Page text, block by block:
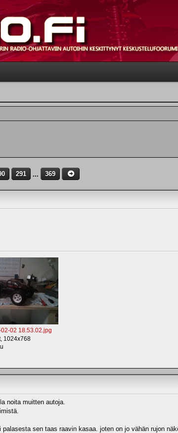
291 ... 369
02 18.53.02.jpg
1024x768
noita muitten autoja.
sen taas raavin kasaa. joten on jo vähän rujon